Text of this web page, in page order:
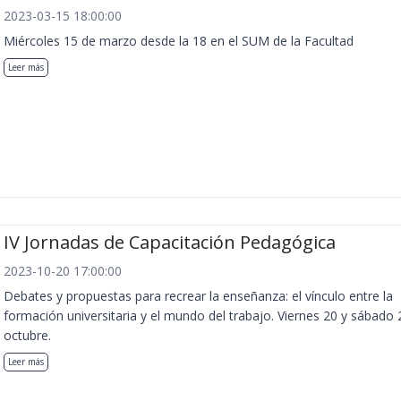
2023-03-15 18:00:00
Miércoles 15 de marzo desde la 18 en el SUM de la Facultad
Leer más
IV Jornadas de Capacitación Pedagógica
2023-10-20 17:00:00
Debates y propuestas para recrear la enseñanza: el vínculo entre la
formación universitaria y el mundo del trabajo. Viernes 20 y sábado
octubre.
Leer más